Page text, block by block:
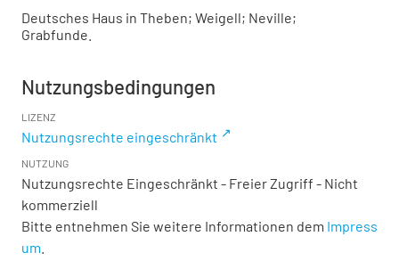
Deutsches Haus in Theben; Weigell; Neville;
Grabfunde.
Nutzungsbedingungen
LIZENZ
Nutzungsrechte eingeschränkt
NUTZUNG
Nutzungsrechte Eingeschränkt - Freier Zugriff - Nicht
kommerziell
Bitte entnehmen Sie weitere Informationen dem Impress
um